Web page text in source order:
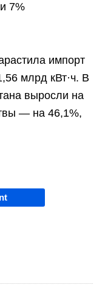
7%
импорт
млрд кВт·ч. В
выросли на
— на 46,1%,